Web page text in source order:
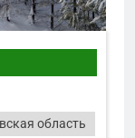
область